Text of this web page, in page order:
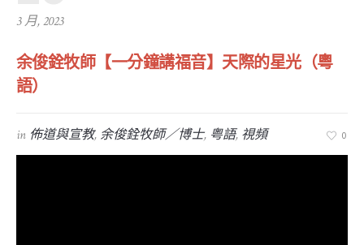
3 月, 2023
余俊銓牧師【一分鐘講福音】天際的星光（粵
語）
in 佈道與宣教, 余俊銓牧師／博士, 粤語, 視頻 0